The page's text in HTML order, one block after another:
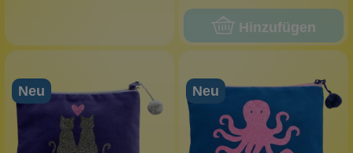
Hinzufügen
Neu Neu